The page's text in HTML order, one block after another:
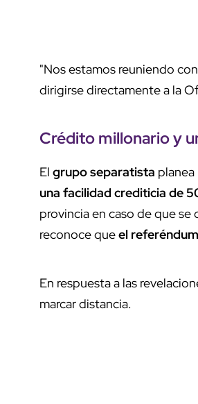
"Nos estamos reuniendo con
dirigirse directamente a la
Crédito millonario y
El grupo separatista
una facilidad crediticia de
provincia en caso de que
reconoce queel
En respuesta a las
marcar distancia.